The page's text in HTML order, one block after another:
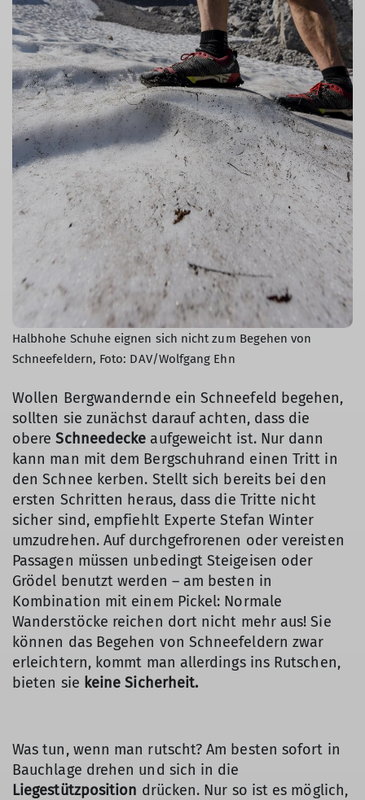
Halbhohe Schuhe eignen sich nicht zum Begehen von
Schneefeldern, Foto: DAV/Wolfgang Ehn
Wollen Bergwandernde ein Schneefeld begehen,
sollten sie zunächst darauf achten, dass die
obereSchneedecke aufgeweicht ist. Nur dann
kann man mit dem Bergschuhrand einen Tritt in
den Schnee kerben. Stellt sich bereits bei den
ersten Schritten heraus, dass die Tritte nicht
sicher sind, empfiehlt Experte Stefan Winter
umzudrehen. Auf durchgefrorenen oder vereisten
Passagen müssen unbedingt Steigeisen oder
Grödel benutzt werden – am besten in
Kombination mit einem Pickel: Normale
Wanderstöcke reichen dort nicht mehr aus! Sie
können das Begehen von Schneefeldern zwar
erleichtern, kommt man allerdings ins Rutschen,
bieten sie keine Sicherheit.
Was tun, wenn man rutscht? Am besten sofort in
Bauchlage drehen und sich in die
Liegestützposition drücken. Nur so ist es möglich,